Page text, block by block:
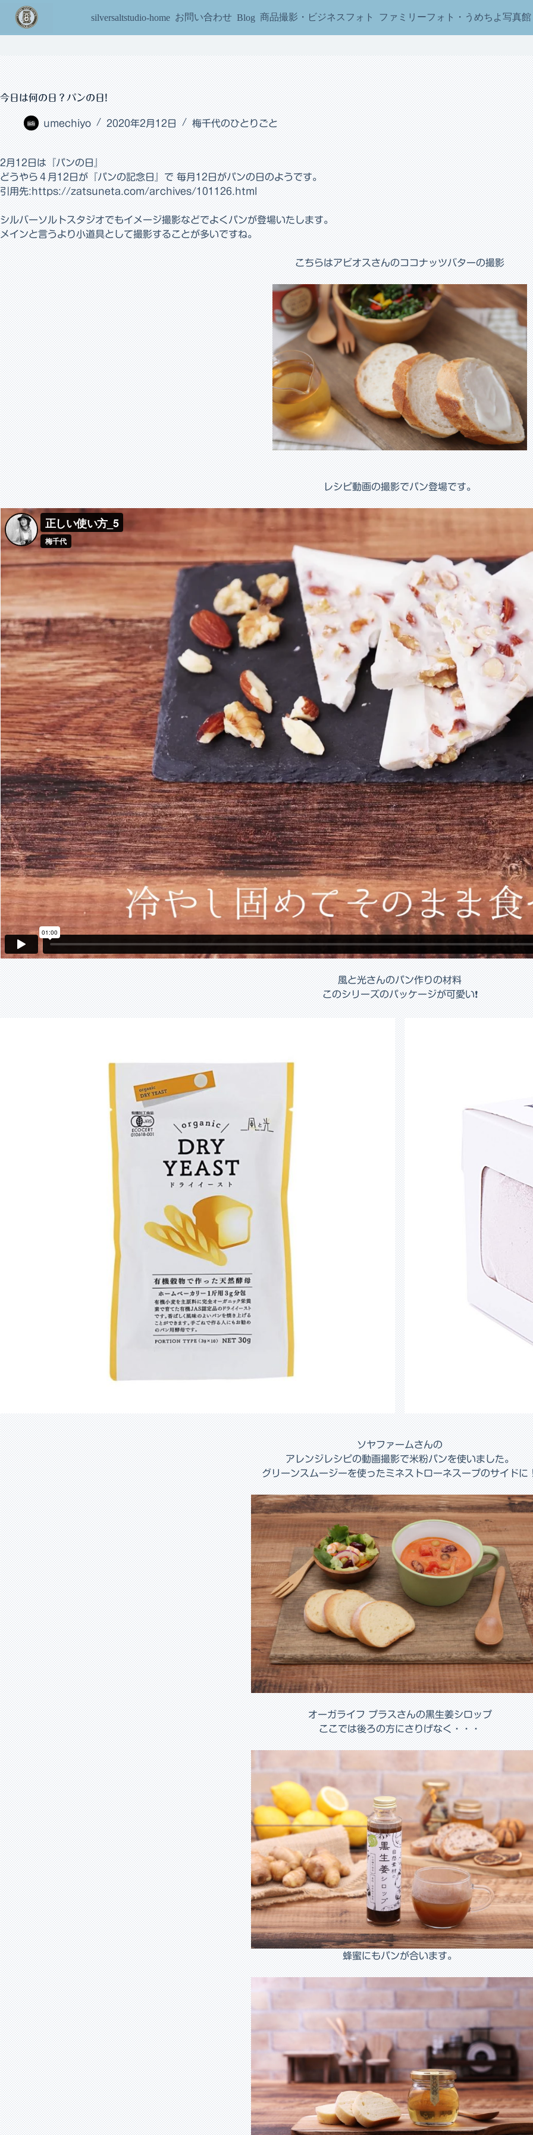
ツ
へ
ス
キ
ッ
プ
silversaltstudio-home お問い合わせ Blog 商品撮影・ビジネスフォト ファミリーフォト・うめちよ写真館
今日は何の日？パンの日!
umechiyo 2020年2月12日 梅千代のひとりごと
2月12日は『パンの日』
どうやら４月12日が『パンの記念日』で 毎月12日がパンの日のようです。
引用先:https://zatsuneta.com/archives/101126.html
シルバーソルトスタジオでもイメージ撮影などでよくパンが登場いたします。
メインと言うより小道具として撮影することが多いですね。
こちらはアビオスさんのココナッツバターの撮影
レシピ動画の撮影でパン登場です。
風と光さんのパン作りの材料
このシリーズのパッケージが可愛い❗️
ソヤファームさんの
アレンジレシピの動画撮影で米粉パンを使いました。
グリーンスムージーを使ったミネストローネスープのサイドに
オーガライフ プラスさんの黒生姜シロップ
ここでは後ろの方にさりげなく・・・
蜂蜜にもパンが合います。